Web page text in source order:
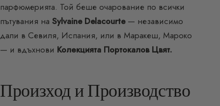
парфюмерията. Той беше очарование по всички
пътувания на Sylvaine Delacourte— независимо
дали в Севиля, Испания, или в Маракеш, Мароко
— и вдъхнови Колекцията Портокалов Цвят.
Произход и Производство